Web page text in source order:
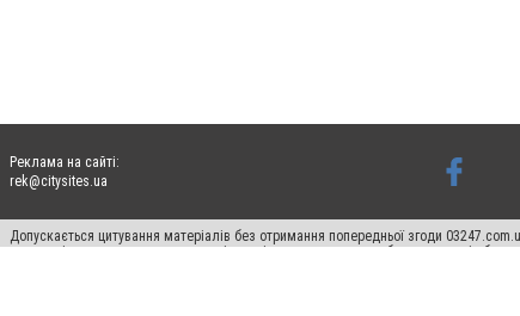
Реклама на сайті:
rek@citysites.ua
Допускається цитування матеріалів без отримання попередньої згоди
систем гіперпосилання на цитовані статті не нижче другого абзацу в тексті